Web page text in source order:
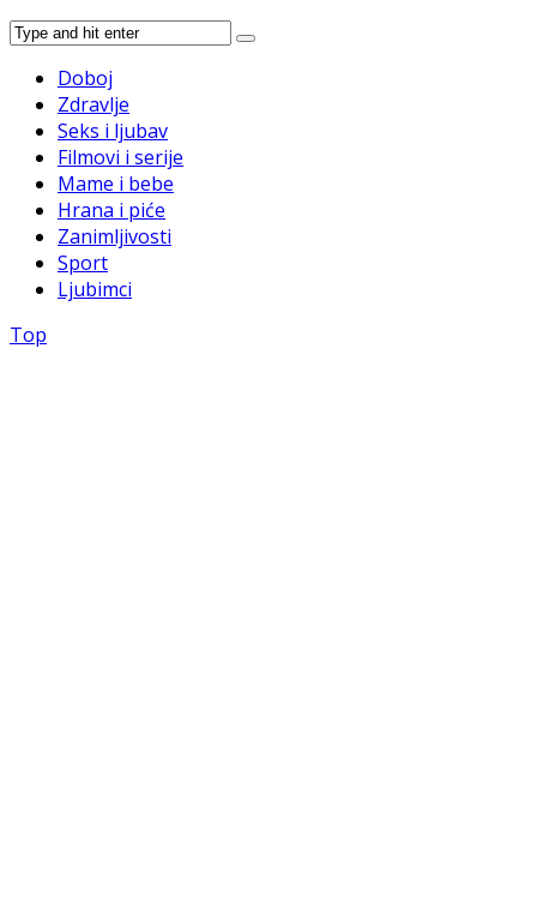
Doboj
Zdravlje
Seks i ljubav
Filmovi i serije
Mame i bebe
Hrana i piće
Zanimljivosti
Sport
Ljubimci
Top